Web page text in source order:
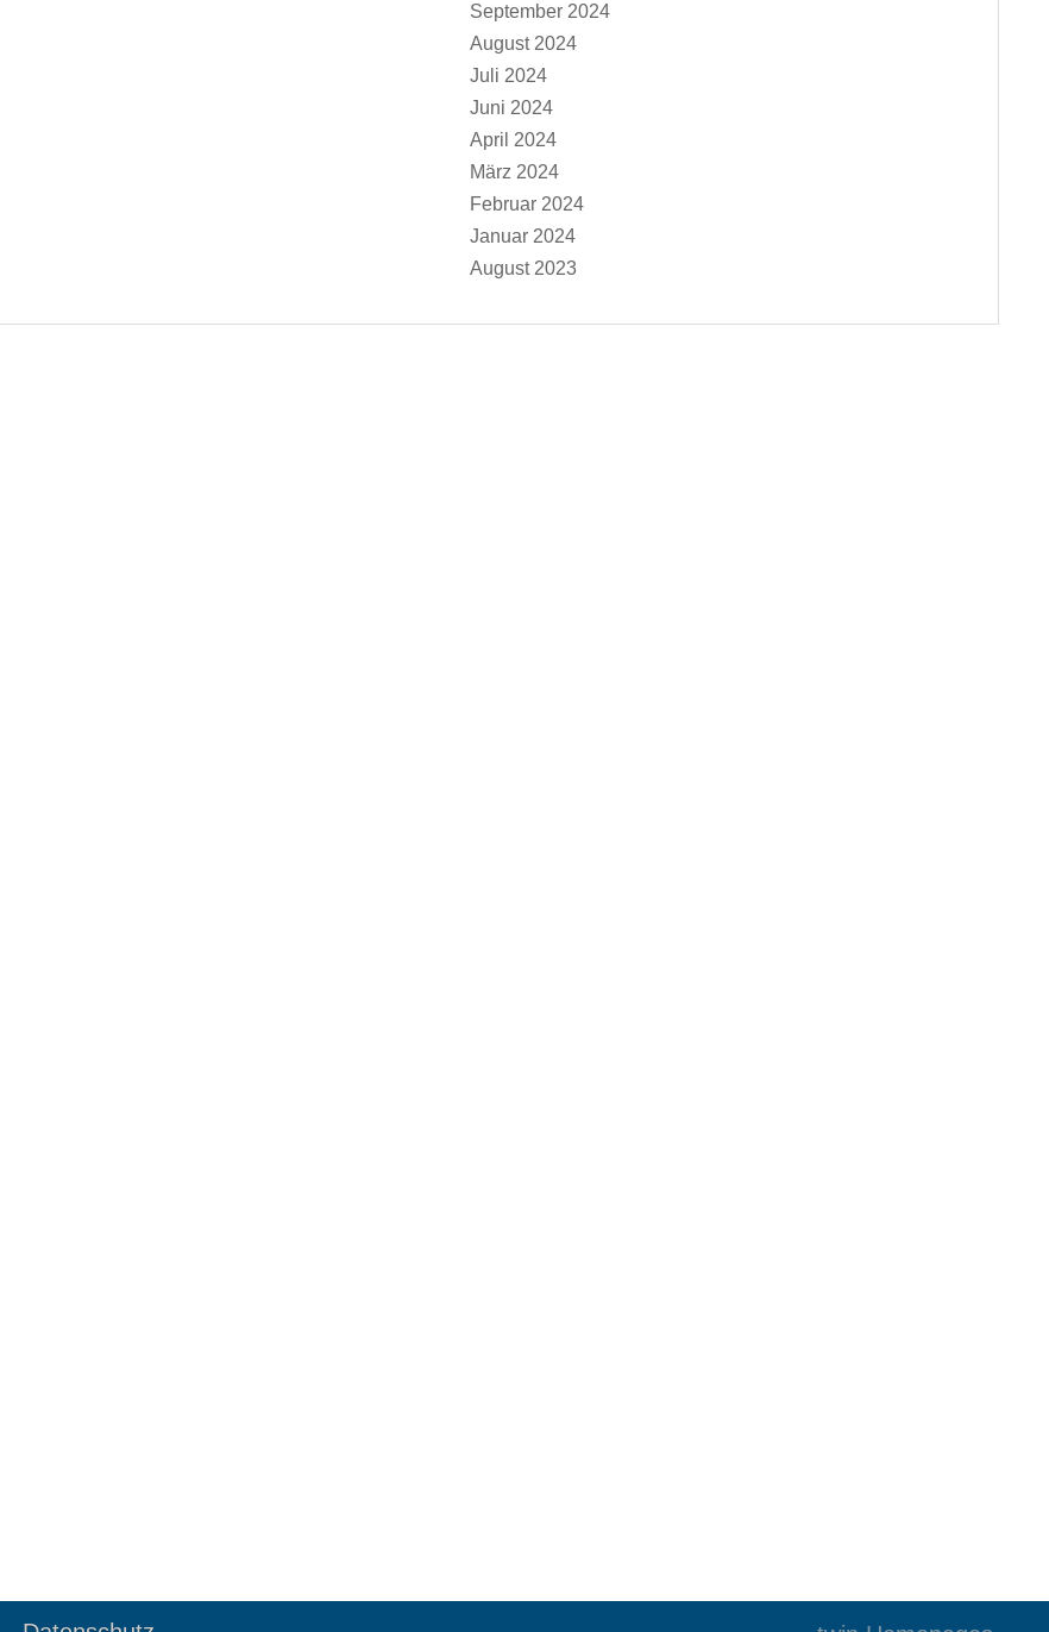
September 2024
August 2024
Juli 2024
Juni 2024
April 2024
März 2024
Februar 2024
Januar 2024
August 2023